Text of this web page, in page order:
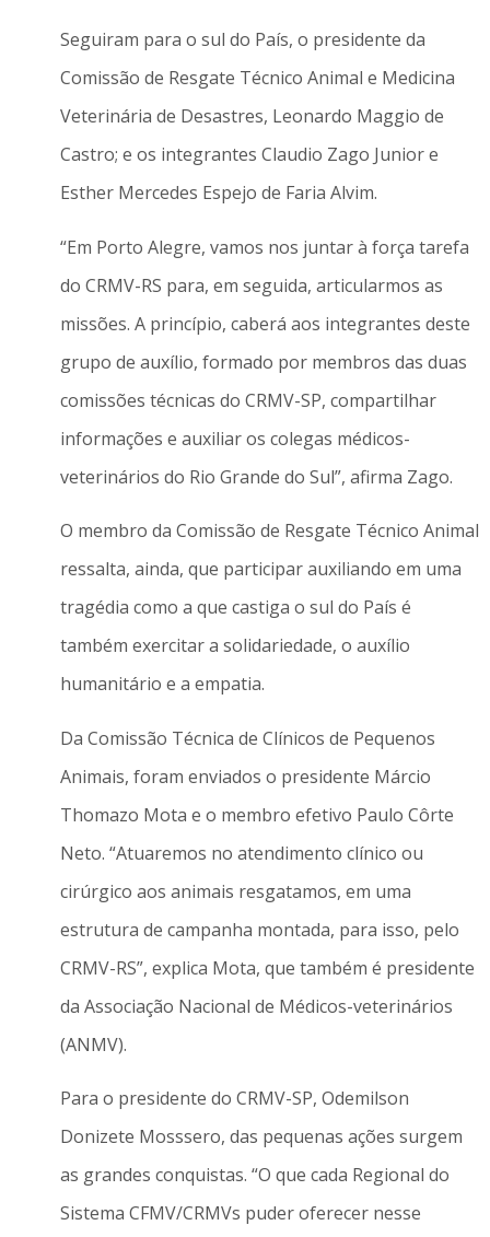
Seguiram para o sul do País, o presidente da
Comissão de Resgate Técnico Animal e Medicina
Veterinária de Desastres, Leonardo Maggio de
Castro; e os integrantes Claudio Zago Junior e
Esther Mercedes Espejo de Faria Alvim.
“Em Porto Alegre, vamos nos juntar à força tarefa
do CRMV-RS para, em seguida, articularmos as
missões. A princípio, caberá aos integrantes deste
grupo de auxílio, formado por membros das duas
comissões técnicas do CRMV-SP, compartilhar
informações e auxiliar os colegas médicos-
veterinários do Rio Grande do Sul”, afirma Zago.
O membro da Comissão de Resgate Técnico Animal
ressalta, ainda, que participar auxiliando em uma
tragédia como a que castiga o sul do País é
também exercitar a solidariedade, o auxílio
humanitário e a empatia.
Da Comissão Técnica de Clínicos de Pequenos
Animais, foram enviados o presidente Márcio
Thomazo Mota e o membro efetivo Paulo Côrte
Neto. “Atuaremos no atendimento clínico ou
cirúrgico aos animais resgatamos, em uma
estrutura de campanha montada, para isso, pelo
CRMV-RS”, explica Mota, que também é presidente
da Associação Nacional de Médicos-veterinários
(ANMV).
Para o presidente do CRMV-SP, Odemilson
Donizete Mosssero, das pequenas ações surgem
as grandes conquistas. “O que cada Regional do
Sistema CFMV/CRMVs puder oferecer nesse